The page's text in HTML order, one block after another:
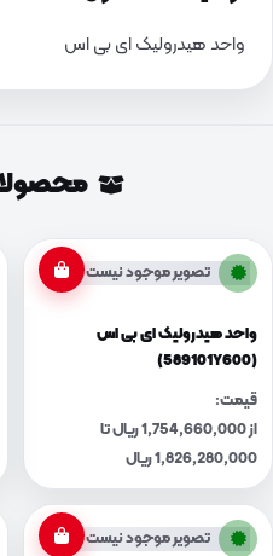
واحد هیدرولیک ای بی اس
تصویر موجود نیست
واحد هیدرولیک ای بی اس
(589101Y600)
قیمت:
از 1,754,660,000 ریال تا
1,826,280,000 ریال
تصویر موجود نیست